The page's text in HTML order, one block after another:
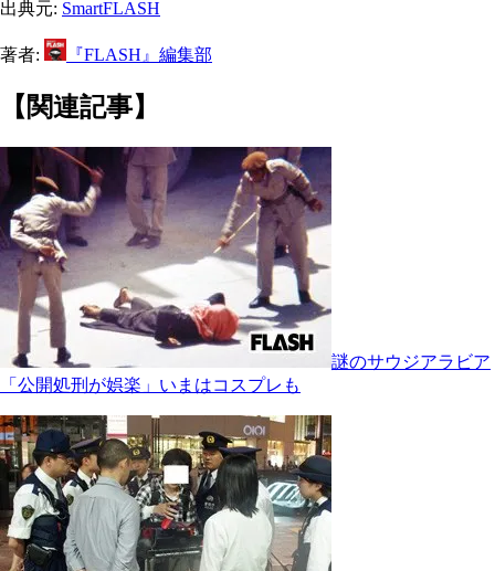
出典元: SmartFLASH
著者: 『FLASH』編集部
【関連記事】
謎のサウジアラビア
「公開処刑が娯楽」いまはコスプレも